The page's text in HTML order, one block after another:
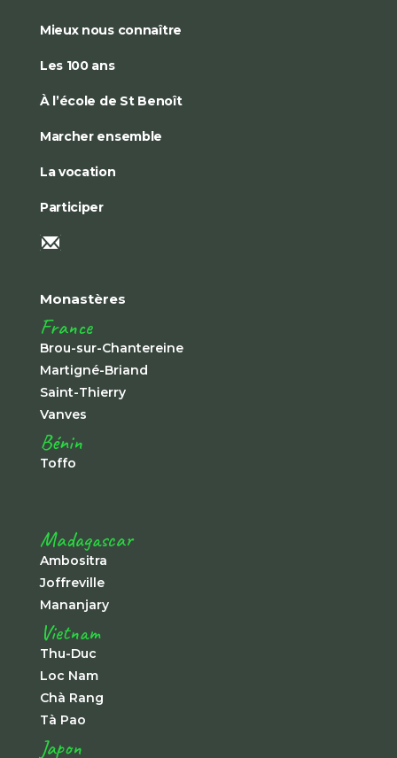
Mieux nous connaître
Les 100 ans
À l’école de St Benoît
Marcher ensemble
La vocation
Participer
Monastères
France
Brou-sur-Chantereine
Martigné-Briand
Saint-Thierry
Vanves
Bénin
Toffo
Madagascar
Ambositra
Joffreville
Mananjary
Vietnam
Thu-Duc
Loc Nam
Chà Rang
Tà Pao
Japon